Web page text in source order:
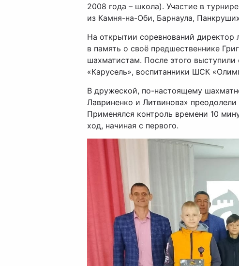
2008 года – школа). Участие в
из Камня-на-Оби, Барнаула,
На открытии соревнований
в память о своё предшественнике
шахматистам. После этого
«Карусель», воспитанники ШСК
В дружеской, по-настоящему
Лавриненко и Литвинова»
Применялся контроль времени 10
ход, начиная с первого.